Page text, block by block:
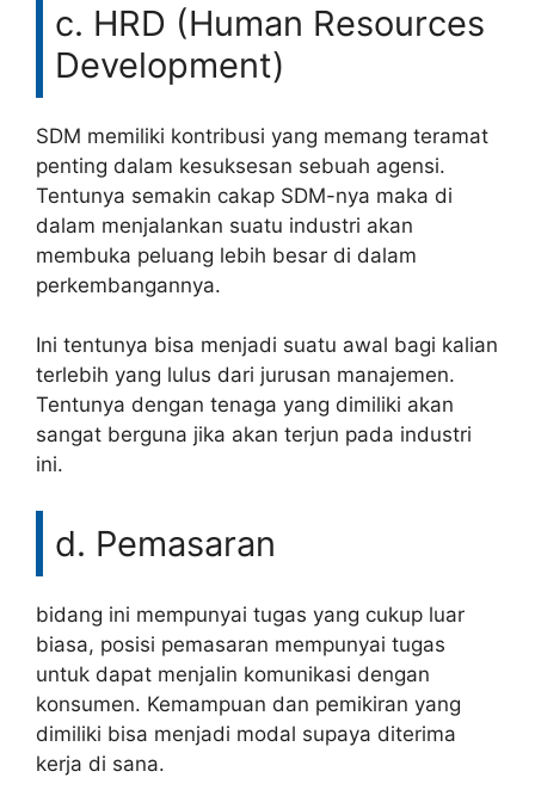
c. HRD (Human Resources
Development)
SDM memiliki kontribusi yang memang teramat
penting dalam kesuksesan sebuah agensi.
Tentunya semakin cakap SDM-nya maka di
dalam menjalankan suatu industri akan
membuka peluang lebih besar di dalam
perkembangannya.
Ini tentunya bisa menjadi suatu awal bagi kalian
terlebih yang lulus dari jurusan manajemen.
Tentunya dengan tenaga yang dimiliki akan
sangat berguna jika akan terjun pada industri
ini.
d. Pemasaran
bidang ini mempunyai tugas yang cukup luar
biasa, posisi pemasaran mempunyai tugas
untuk dapat menjalin komunikasi dengan
konsumen. Kemampuan dan pemikiran yang
dimiliki bisa menjadi modal supaya diterima
kerja di sana.